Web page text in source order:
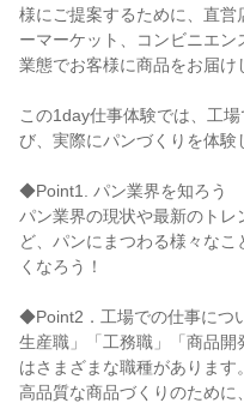
様にご提案するために、直
ーマーケット、コンビニエ
業態でお客様に商品をお届け
この1day仕事体験では、工
び、実際にパンづくりを体験
◆Point1. パン業界を知ろう
パン業界の現状や最新のト
ど、パンにまつわる様々な
くなろう！
◆Point2．工場での仕事につ
生産職」「工務職」「商品開
はさまざまな職種があります。
高品質な商品づくりのため